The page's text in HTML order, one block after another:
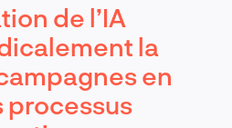
de l’IA
la
en
processus